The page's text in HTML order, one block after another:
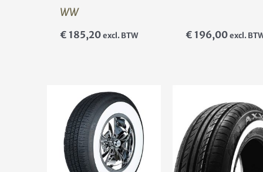
WW
€ 185,20 excl. BTW € 196,00 excl.